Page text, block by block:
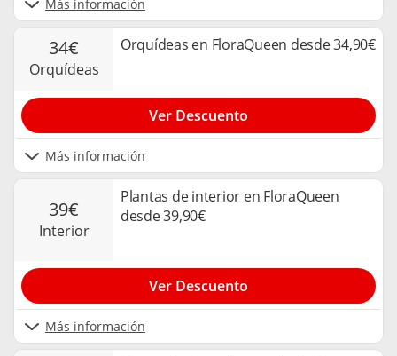
Más información
34€
orquídeas
Orquídeas en FloraQueen desde 34,90€
Más información
Ver Descuento
39€
interior
Plantas de interior en FloraQueen
desde 39,90€
Más información
Ver Descuento